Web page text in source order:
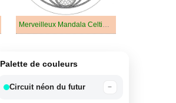
Merveilleux Mandala Celtique
Palette de couleurs
Circuit néon du futur −